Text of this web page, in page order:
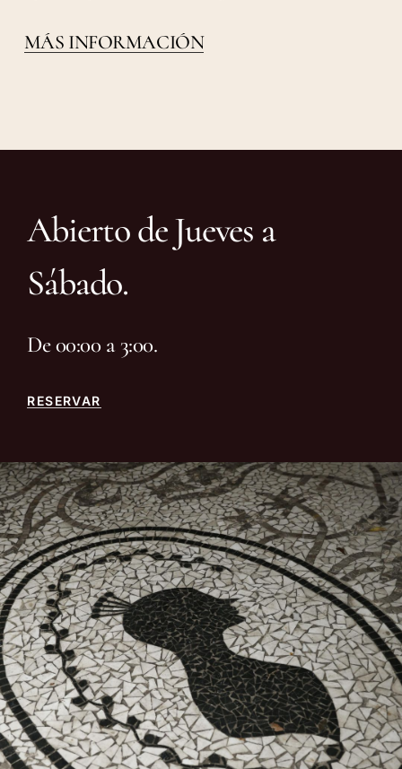
MÁS INFORMACIÓN
Abierto de Jueves a
Sábado.
De 00:00 a 3:00.
RESERVAR